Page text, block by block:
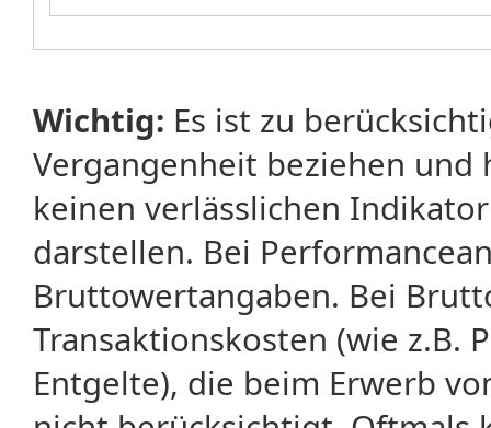
Wichtig: Es ist zu
Vergangenheit beziehen
keinen verlässlichen
darstellen. Bei
Bruttowertangaben. Bei
Transaktionskosten (wie z.B.
Entgelte), die beim Erwerb